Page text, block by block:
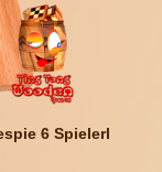
6 Spielerl